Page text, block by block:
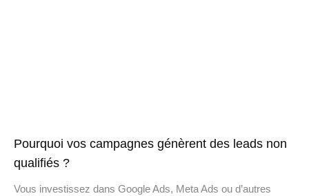
Pourquoi vos campagnes génèrent des leads non
qualifiés ?
Vous investissez dans Google Ads, Meta Ads ou d’autres